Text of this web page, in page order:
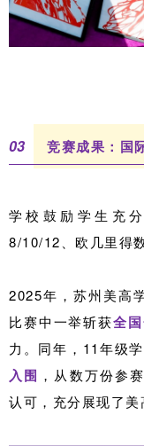
03 竞赛成果：国
学校鼓励学生充
8/10/12、欧几里得
2025年，苏州美高
比赛中一举斩获全
力。同年，11年级
入围 ，从数万份参
认可，充分展现了美